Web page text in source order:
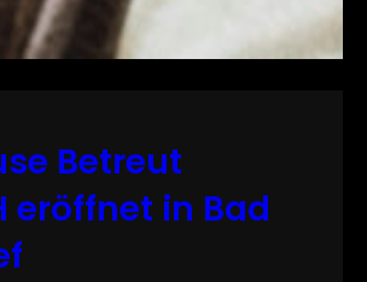
Betreut
eröffnet in Bad